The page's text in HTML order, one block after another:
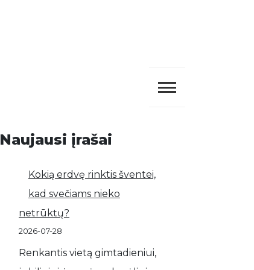
Naujausi įrašai
Kokią erdvę rinktis šventei,
kad svečiams nieko
netrūktų?
2026-07-28
Renkantis vietą gimtadieniui,